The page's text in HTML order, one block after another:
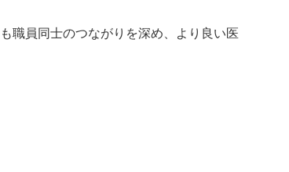
職員同士のつながりを深め、より良い医